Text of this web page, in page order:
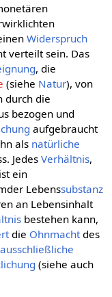
Widerspruch
verteilt sein. Das
, die
(siehe Natur), von
durch die
bezogen und
aufgebraucht
als natürliche
Jedes Verhältnis,
ein
Lebenssubstanz
an Lebensinhalt
bestehen kann,
die Ohnmachtdes
ausschließliche
(siehe auch